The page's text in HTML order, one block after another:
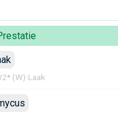
(W)·Laak